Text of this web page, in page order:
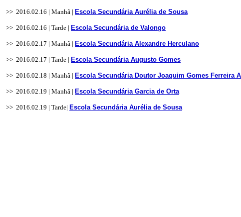
>> 2016.02.16 | Manhã | Escola Secundária Aurélia de Sousa
>> 2016.02.16 | Tarde | Escola Secundária de Valongo
>> 2016.02.17 | Manhã | Escola Secundária Alexandre Herculano
>> 2016.02.17 | Tarde | Escola Secundária Augusto Gomes
>> 2016.02.18 | Manhã | Escola Secundária Doutor Joaquim Gomes Ferreira
>> 2016.02.19 | Manhã | Escola Secundária Garcia de Orta
>> 2016.02.19 | Tarde| Escola Secundária Aurélia de Sousa